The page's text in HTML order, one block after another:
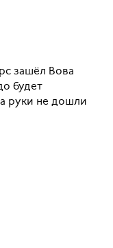
зашёл Вова
будет
руки не дошли